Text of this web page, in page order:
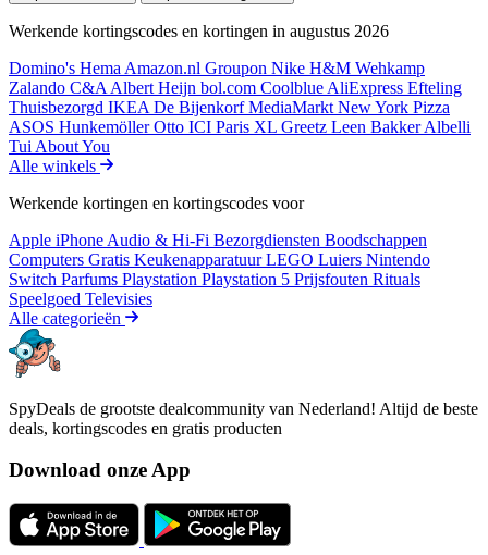
Werkende kortingscodes en kortingen in augustus 2026
Domino's Hema Amazon.nl Groupon Nike H&M Wehkamp
Zalando C&A Albert Heijn bol.com Coolblue AliExpress Efteling
Thuisbezorgd IKEA De BijenkorfMediaMarkt New York Pizza
ASOS HunkemöllerOtto ICI Paris XL Greetz Leen BakkerAlbelli
Tui About You
Alle winkels
Werkende kortingen en kortingscodes voor
Apple iPhone Audio & Hi-Fi Bezorgdiensten Boodschappen
Computers Gratis KeukenapparatuurLEGO Luiers Nintendo
Switch Parfums Playstation Playstation 5 Prijsfouten Rituals
Speelgoed Televisies
Alle categorieën
SpyDeals de grootste dealcommunity van Nederland! Altijd de beste
deals, kortingscodes en gratis producten
Download onze App